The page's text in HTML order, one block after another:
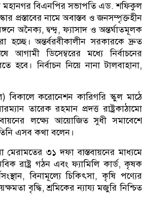
মহানগর বিএনপির সভাপতি এড. শফিকুল
প্রস্তাবের নামে অবাস্তব ও জনসম্পৃক্তহীন
অনৈক্য, দ্বন্দ্ব, ফ্যাসাদ ও অন্তর্ঘাতমূলক
হচ্ছে। অন্তর্বরবীকালীন সরকারকে দ্রুত
আগামী ডিসেম্বরের মধ্যে নির্বাচনের
হবে। নির্বাচন নিয়ে নানা টালবাহানা,
বিকালে করোনেশন কারিগরি স্কুল মাঠে
তারেক রহমান প্রদত্ত রাষ্ট্রকাঠামো
লক্ষ্যে আয়োজিত সুধী সমাবেশে
এসব কথা বলেন।
মেরামতের ৩১ দফা বাস্তবায়নের মাধ্যমে
রাষ্ট্র গঠন এবং ফ্যামিলি কার্ড, কৃষক
বিনামূল্যে চিকিৎসা, কৃষি পণ্যের
বৃদ্ধি, শ্রমিকের ন্যায্য মজুরি নিশ্চিত